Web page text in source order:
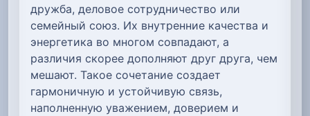
дружба, деловое сотрудничество или
семейный союз. Их внутренние качества и
энергетика во многом совпадают, а
различия скорее дополняют друг друга, чем
мешают. Такое сочетание создает
гармоничную и устойчивую связь,
наполненную уважением, доверием и